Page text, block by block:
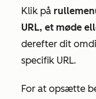
Klik på
URL, et møde
derefter dit
specifik URL.
For at opsætte